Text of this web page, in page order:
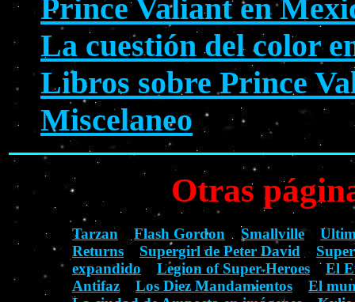
Prince Valiant en
La cuestión del color
Libros sobre Prince
Miscelaneo
Otras
Tarzan Flash Gordon Smallville
Returns
Supergirl de Peter David
expandido
Legion of Super-Heroes
El
Antifaz
Los Diez Mandamientos
El